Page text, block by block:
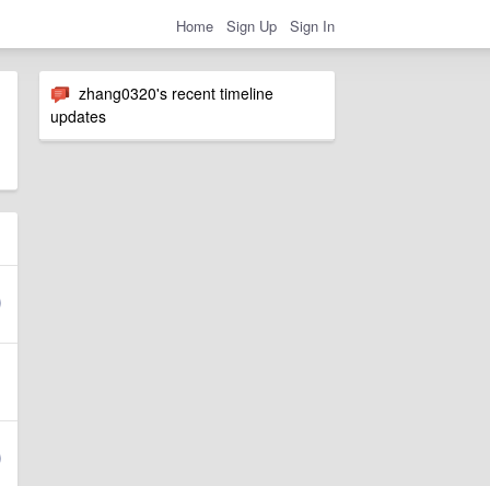
Home Sign Up Sign In
zhang0320's recent timeline
updates